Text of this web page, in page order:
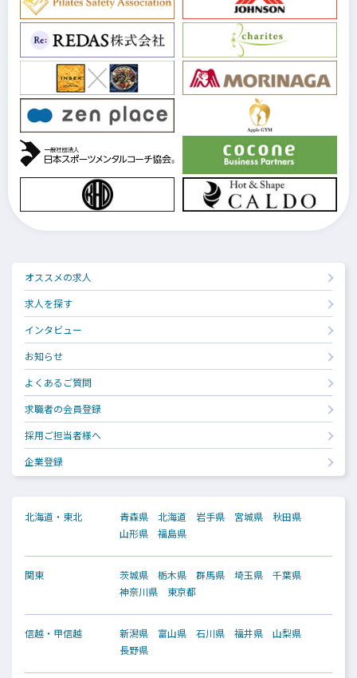
オススメの求人
求人を探す
インタビュー
お知らせ
よくあるご質問
求職者の会員登録
採用ご担当者様へ
企業登録
北海道・東北 青森県 北海道 岩手県 宮城県
秋田県
山形県
福島県
関東 茨城県 栃木県 群馬県 埼玉県
千葉県
神奈川県
東京都
信越・甲信越 新潟県 富山県 石川県 福井県
山梨県
長野県